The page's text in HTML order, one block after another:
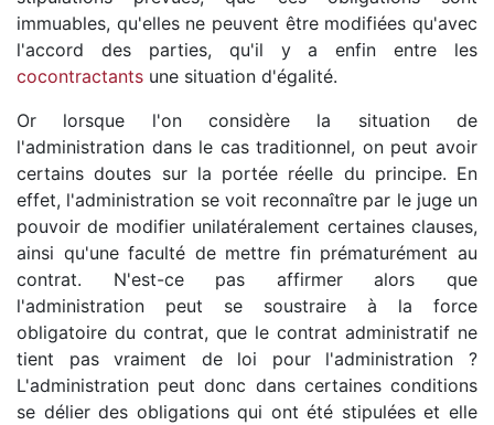
immuables, qu'elles ne peuvent être modifiées qu'avec
l'accord des parties, qu'il y a enfin entre les
cocontractants une situation d'égalité.
Or lorsque l'on considère la situation de
l'administration dans le cas traditionnel, on peut avoir
certains doutes sur la portée réelle du principe. En
effet, l'administration se voit reconnaître par le juge un
pouvoir de modifier unilatéralement certaines clauses,
ainsi qu'une faculté de mettre fin prématurément au
contrat. N'est-ce pas affirmer alors que
l'administration peut se soustraire à la force
obligatoire du contrat, que le contrat administratif ne
tient pas vraiment de loi pour l'administration ?
L'administration peut donc dans certaines conditions
se délier des obligations qui ont été stipulées et elle